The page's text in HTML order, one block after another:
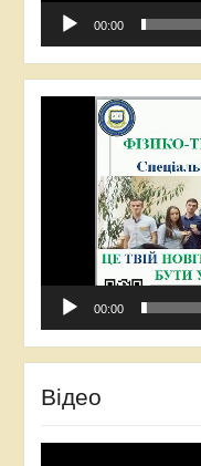
00:00
Відеопрогравач
00:00
Відео